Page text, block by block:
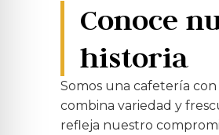
Conoce
historia
Somos una cafetería
combina variedad y
refleja nuestro